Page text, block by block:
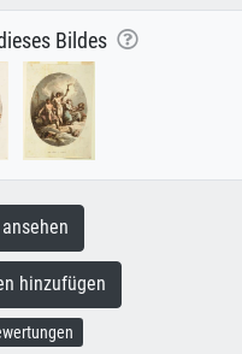
Bildes
hinzufügen